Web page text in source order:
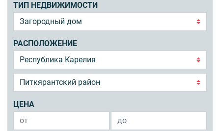
ТИП НЕДВИЖИМОСТИ
РАСПОЛОЖЕНИЕ
ЦЕНА